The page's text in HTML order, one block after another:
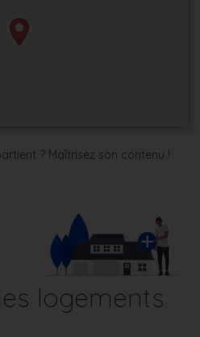
? Maîtrisez son contenu !
logements